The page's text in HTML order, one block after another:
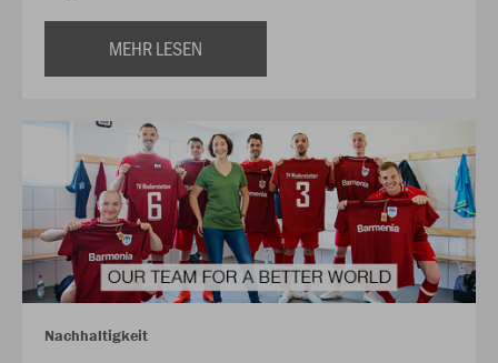
MEHR LESEN
Nachhaltigkeit